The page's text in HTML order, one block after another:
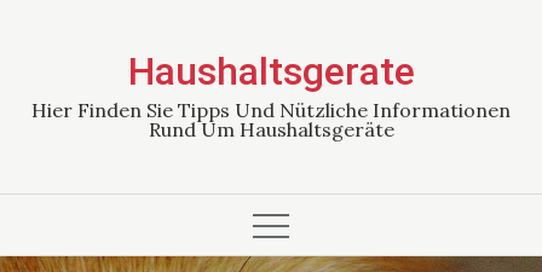
Haushaltsgerate
Hier Finden Sie Tipps Und Nützliche Informationen
Rund Um Haushaltsgeräte